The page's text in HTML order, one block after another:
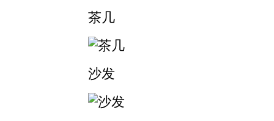
茶几
沙发